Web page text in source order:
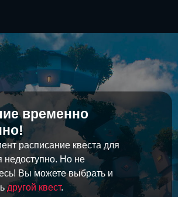
временно
расписание квеста для
недоступно. Но не
Вы можете выбрать и
другой квест.